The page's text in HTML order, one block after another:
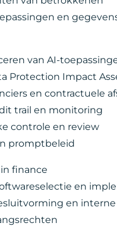
en
van AI-
Protection Impact
en contractuele
trail en monitoring
controle en review
promptbeleid
finance
en
en